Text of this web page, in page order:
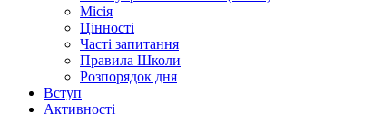
Місія
Цінності
Часті запитання
Правила Школи
Розпорядок дня
Вступ
Активності